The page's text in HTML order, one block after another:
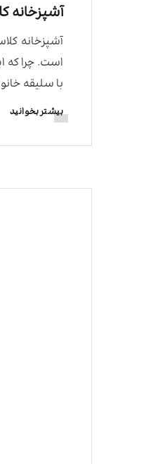
آشپزخانه
آشپزخانه
است. چرا که
با سلیقه
بیشتر بخوانید